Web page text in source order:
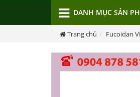
DANH MỤC SẢN
Trang chủ Fucoidan